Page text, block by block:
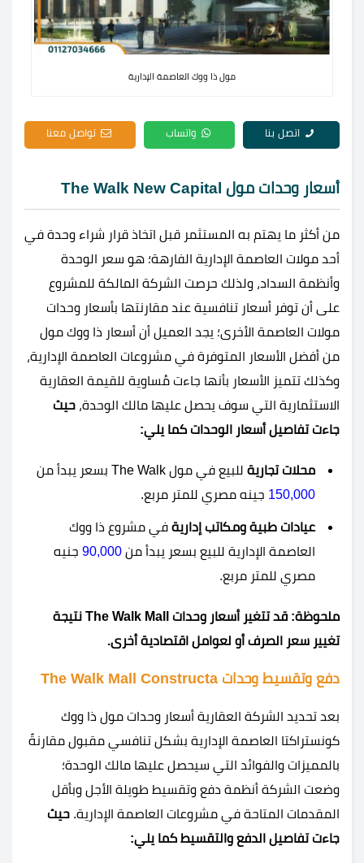
مول ذا ووك العاصمة الإدارية
اتصل بنا واتساب تواصل معنا
أسعار وحدات مول The Walk New Capital
من أكثر ما يهتم به المستثمر قبل اتخاذ قرار شراء وحدة في
أحد مولات العاصمة الإدارية الفارهة؛ هو سعر الوحدة
وأنظمة السداد، ولذلك حرصت الشركة المالكة للمشروع
على أن توفر أسعار تنافسية عند مقارنتها بأسعار وحدات
مولات العاصمة الأخرى؛ يجد العميل أن أسعار ذا ووك مول
من أفضل الأسعار المتوفرة في مشروعات العاصمة الإدارية،
وكذلك تتميز الأسعار بأنها جاءت مُساوية للقيمة العقارية
الاستثمارية التي سوف يحصل عليها مالك الوحدة، حيث
جاءت تفاصيل أسعار الوحدات كما يلي:
محلات تجارية للبيع في مول The Walk بسعر يبدأ من
150,000 جينه مصري للمتر مربع.
عيادات طبية ومكاتب إدارية في مشروع ذا ووك
العاصمة الإدارية للبيع بسعر يبدأ من 90,000 جنيه
مصري للمتر مربع.
ملحوظة: قد تتغير أسعار وحدات The Walk Mall نتيجة
تغيير سعر الصرف أو لعوامل اقتصادية أخرى.
دفع وتقسيط وحدات The Walk Mall Constructa
بعد تحديد الشركة العقارية أسعار وحدات مول ذا ووك
كونستراكتا العاصمة الإدارية بشكل تنافسي مقبول مقارنةً
بالمميزات والفوائد التي سيحصل عليها مالك الوحدة؛
وضعت الشركة أنظمة دفع وتقسيط طويلة الأجل وبأقل
المقدمات المتاحة في مشروعات العاصمة الإدارية. حيث
جاءت تفاصيل الدفع والتقسيط كما يلي: